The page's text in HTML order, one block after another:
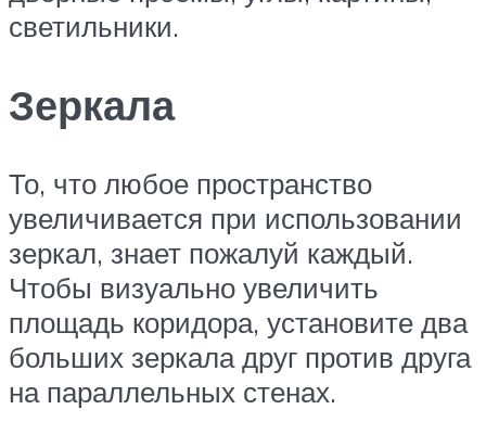
светильники.
Зеркала
То, что любое пространство
увеличивается при использовании
зеркал, знает пожалуй каждый.
Чтобы визуально увеличить
площадь коридора, установите два
больших зеркала друг против друга
на параллельных стенах.